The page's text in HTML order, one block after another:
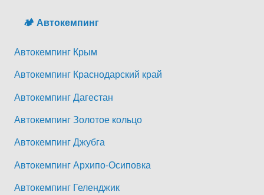
🏕️ Автокемпинг
Автокемпинг Крым
Автокемпинг Краснодарский край
Автокемпинг Дагестан
Автокемпинг Золотое кольцо
Автокемпинг Джубга
Автокемпинг Архипо-Осиповка
Автокемпинг Геленджик